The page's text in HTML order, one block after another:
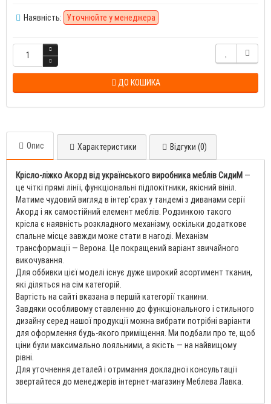
Наявність: Уточнюйте у менеджера
ДО КОШИКА
Опис Характеристики Відгуки (0)
Крісло-ліжко Акорд від українського виробника меблів СидиМ —
це чіткі прямі лінії, функціональні підлокітники, якісний вініл.
Матиме чудовий вигляд в інтер'єрах у тандемі з диванами серії
Акорд і як самостійний елемент меблів. Родзинкою такого
крісла є наявність розкладного механізму, оскільки додаткове
спальне місце завжди може стати в нагоді. Механізм
трансформації — Верона. Це покращений варіант звичайного
викочування.
Для оббивки цієї моделі існує дуже широкий асортимент тканин,
які діляться на сім категорій.
Вартість на сайті вказана в першій категорії тканини.
Завдяки особливому ставленню до функціонального і стильного
дизайну серед нашої продукції можна вибрати потрібні варіанти
для оформлення будь-якого приміщення. Ми подбали про те, щоб
ціни були максимально лояльними, а якість — на найвищому
рівні.
Для уточнення деталей і отримання докладної консультації
звертайтеся до менеджерів інтернет-магазину Меблева Лавка.